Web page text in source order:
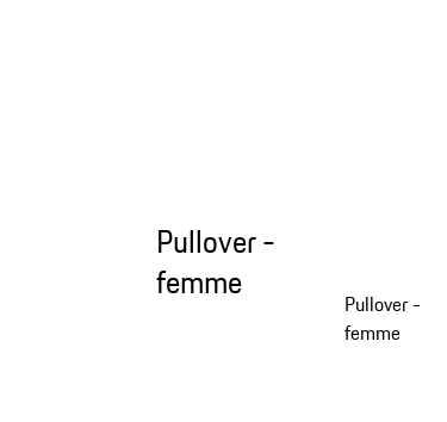
Pullover -
femme
Pullover -
femme